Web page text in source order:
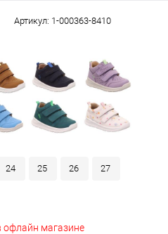
Артикул: 1-000363-8410
24 25 26 27
офлайн магазине